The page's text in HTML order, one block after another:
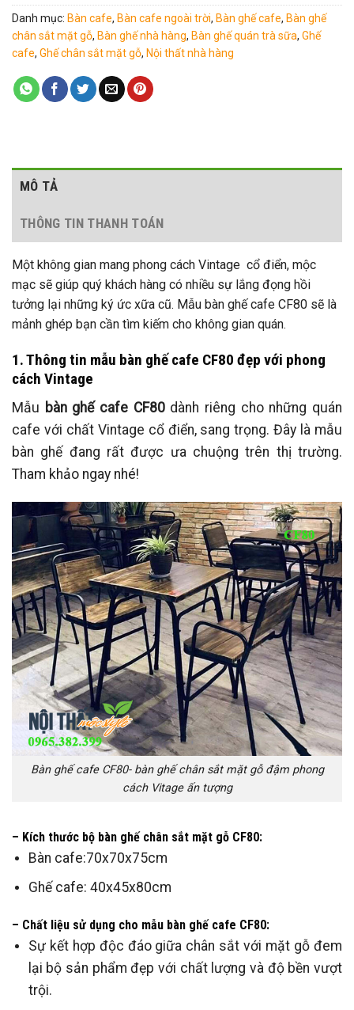
Danh mục: Bàn cafe, Bàn cafe ngoài trời, Bàn ghế cafe, Bàn ghế
chân sắt mặt gỗ, Bàn ghế nhà hàng, Bàn ghế quán trà sữa, Ghế
cafe, Ghế chân sắt mặt gỗ, Nội thất nhà hàng
MÔ TẢ
THÔNG TIN THANH TOÁN
Một không gian mang phong cách Vintage cổ điển, mộc
mạc sẽ giúp quý khách hàng có nhiều sự lắng đọng hồi
tưởng lại những ký ức xữa cũ. Mẫu bàn ghế cafe CF80 sẽ là
mảnh ghép bạn cần tìm kiếm cho không gian quán.
1. Thông tin mẫu bàn ghế cafe CF80 đẹp với phong
cách Vintage
Mẫu bàn ghế cafe CF80dành riêng cho những quán
cafe với chất Vintage cổ điển, sang trọng. Đây là mẫu
bàn ghế đang rất được ưa chuộng trên thị trường.
Tham khảo ngay nhé!
Bàn ghế cafe CF80- bàn ghế chân sắt mặt gỗ đậm phong
cách Vitage ấn tượng
– Kích thước bộ bàn ghế chân sắt mặt gỗ CF80:
Bàn cafe:70x70x75cm
Ghế cafe: 40x45x80cm
– Chất liệu sử dụng cho mẫu bàn ghế cafe CF80:
Sự kết hợp độc đáo giữa chân sắt với mặt gỗ đem
lại bộ sản phẩm đẹp với chất lượng và độ bền vượt
trội.